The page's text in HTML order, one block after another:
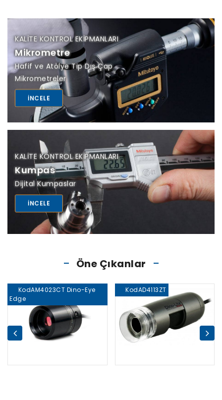
KALITE KONTROL EKIPMANLARI
Mikrometre
Hafif ve Atölye Tip Dış Çap
Mikrometreler
INCELE
KALITE KONTROL EKIPMANLARI
Kumpas
Dijital Kumpaslar
INCELE
Öne Çıkanlar
KodAM4023CT Dino-Eye
Edge
KodAD4113ZT